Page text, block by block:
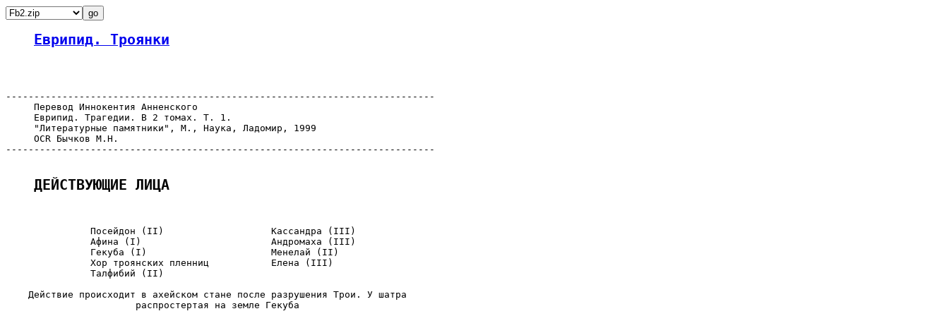
Еврипид. Троянки
----------------------------------------------------------------------------
     Перевод Иннокентия Анненского
     Еврипид. Трагедии. В 2 томах. Т. 1.
     "Литературные памятники", М., Наука, Ладомир, 1999
     OCR Бычков М.Н.
----------------------------------------------------------------------------
ДЕЙСТВУЮЩИЕ ЛИЦА
               Посейдон (II)                   Кассандра (III)
               Афина (I)                       Андромаха (III)
               Гекуба (I)                      Менелай (II)
               Хор троянских пленниц           Елена (III)
               Талфибий (II)
    Действие происходит в ахейском стане после разрушения Трои. У шатра
                       распростертая на земле Гекуба